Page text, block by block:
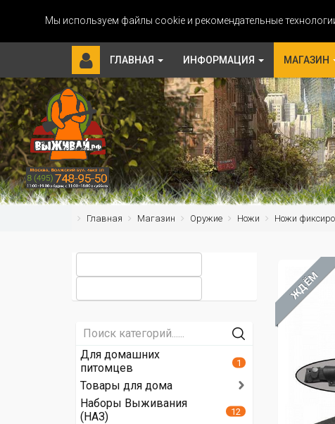
Мы используем файлы cookie и рекомендательные
ГЛАВНАЯ ИНФОРМАЦИЯ МАГАЗИН
Главная Магазин Оружие Ножи Ножи
ЖДЁМ
Для домашних
питомцев
1
Товары для дома
Наборы Выживания
(НАЗ)
12